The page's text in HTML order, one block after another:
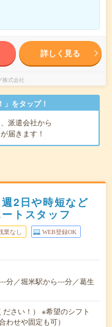
詳しく見る
株式会社
をタップ！
派遣会社から
が届きます！
2日や時短など
トスタッフ
業なし WEB登録OK
分／堀米駅から---分／葛生
さい！） ※希望のシフト
わせや固定も可）